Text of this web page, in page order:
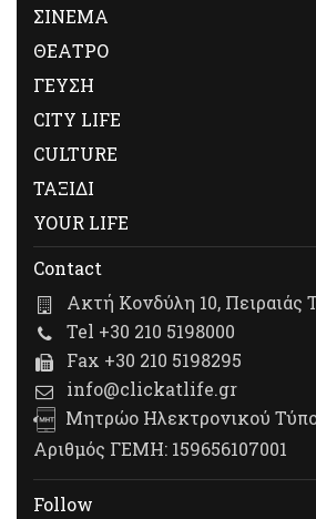
ΣΙΝΕΜΑ
ΘΕΑΤΡΟ
ΓΕΥΣΗ
CITY LIFE
CULTURE
ΤΑΞΙΔΙ
YOUR LIFE
Contact
Ακτή Κονδύλη 10, Πειραιάς
Tel +30 210 5198000
Fax +30 210 5198295
info@clickatlife.gr
Μητρώο Ηλεκτρονικού
Αριθμός ΓΕΜΗ: 159656107001
Follow